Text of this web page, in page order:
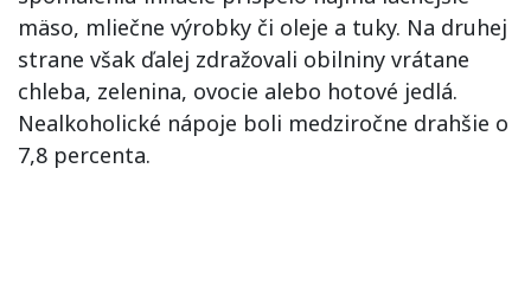
mäso, mliečne výrobky či oleje a tuky. Na druhej
strane však ďalej zdražovali obilniny vrátane
chleba, zelenina, ovocie alebo hotové jedlá.
Nealkoholické nápoje boli medziročne drahšie o
7,8 percenta.